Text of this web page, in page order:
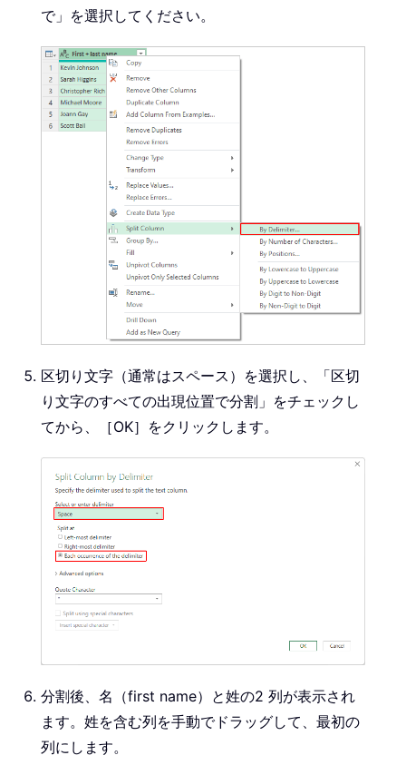
で」を選択してください。
区切り文字（通常はスペース）を選択し、「区切
り文字のすべての出現位置で分割」をチェックし
てから、［OK］をクリックします。
分割後、名（first name）と姓の2 列が表示され
ます。姓を含む列を手動でドラッグして、最初の
列にします。